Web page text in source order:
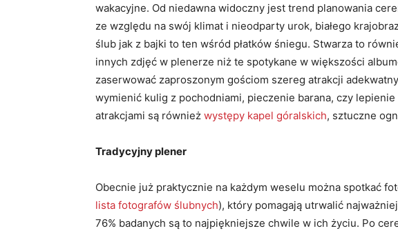
wakacyjne. Od niedawna widoczny jest trend planowania
ze względu na swój klimat i nieodparty urok, białego
ślub jak z bajki to ten wśród płatków śniegu. Stwarza to
innych zdjęć w plenerze niż te spotykane w większości
zaserwować zaproszonym gościom szereg atrakcji
wymienić kulig z pochodniami, pieczenie barana, czy
atrakcjami są również występy kapel góralskich, sztuczne
Tradycyjny plener
Obecnie już praktycznie na każdym weselu można spotkać
lista fotografów ślubnych), który pomagają utrwalić
76% badanych są to najpiękniejsze chwile w ich życiu. Po